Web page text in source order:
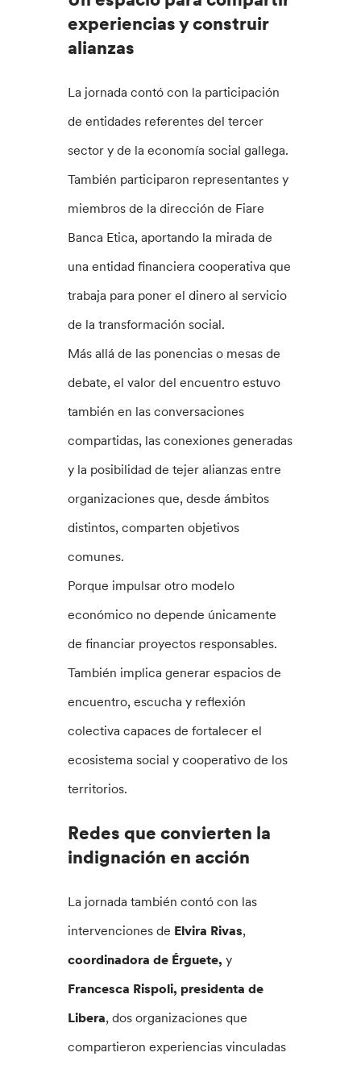
experiencias y construir
alianzas
La jornada contó con la participación
de entidades referentes del tercer
sector y de la economía social gallega.
También participaron representantes y
miembros de la dirección de Fiare
Banca Etica, aportando la mirada de
una entidad financiera cooperativa que
trabaja para poner el dinero al servicio
de la transformación social.
Más allá de las ponencias o mesas de
debate, el valor del encuentro estuvo
también en las conversaciones
compartidas, las conexiones generadas
y la posibilidad de tejer alianzas entre
organizaciones que, desde ámbitos
distintos, comparten objetivos
comunes.
Porque impulsar otro modelo
económico no depende únicamente
de financiar proyectos responsables.
También implica generar espacios de
encuentro, escucha y reflexión
colectiva capaces de fortalecer el
ecosistema social y cooperativo de los
territorios.
Redes que convierten la
indignación en acción
La jornada también contó con las
intervenciones de Elvira Rivas,
coordinadora de Érguete,y
Francesca Rispoli, presidenta de
Libera, dos organizaciones que
compartieron experiencias vinculadas